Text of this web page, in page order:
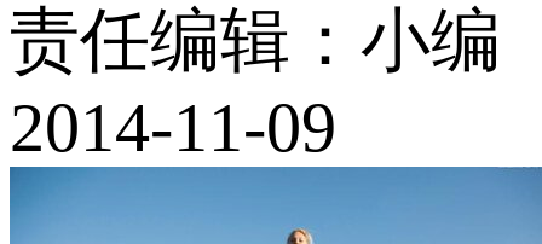
责任编辑：小编
2014-11-09